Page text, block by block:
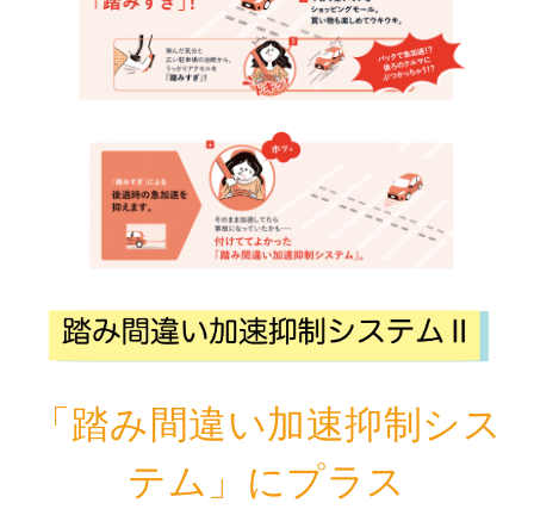
「踏み間違い加速抑制シス
テム」にプラス